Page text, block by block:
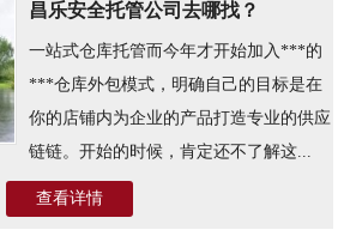
昌乐安全托管公司去哪找？
一站式仓库托管而今年才开始加入***的
***仓库外包模式，明确自己的目标是在
你的店铺内为企业的产品打造专业的供应
链链。开始的时候，肯定还不了解这...
查看详情